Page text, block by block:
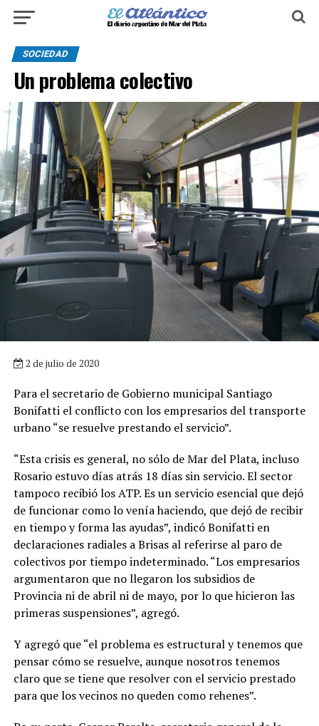
SOCIEDAD
Un problema colectivo
2 de julio de 2020
Para el secretario de Gobierno municipal Santiago
Bonifatti el conflicto con los empresarios del transporte
urbano “se resuelve prestando el servicio”.
“Esta crisis es general, no sólo de Mar del Plata, incluso
Rosario estuvo días atrás 18 días sin servicio. El sector
tampoco recibió los ATP. Es un servicio esencial que dejó
de funcionar como lo venía haciendo, que dejó de recibir
en tiempo y forma las ayudas”, indicó Bonifatti en
declaraciones radiales a Brisas al referirse al paro de
colectivos por tiempo indeterminado. “Los empresarios
argumentaron que no llegaron los subsidios de
Provincia ni de abril ni de mayo, por lo que hicieron las
primeras suspensiones”, agregó.
Y agregó que “el problema es estructural y tenemos que
pensar cómo se resuelve, aunque nosotros tenemos
claro que se tiene que resolver con el servicio prestado
para que los vecinos no queden como rehenes”.